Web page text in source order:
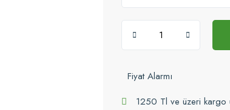
Fiyat Alarmı
1250 Tl ve üzeri kargo